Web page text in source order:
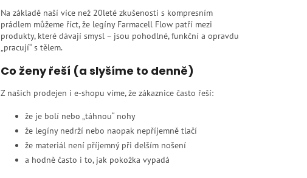
Na základě naší více než 20leté zkušenosti s kompresním
prádlem můžeme říct, že legíny Farmacell Flow patří mezi
produkty, které dávají smysl – jsou pohodlné, funkční a opravdu
„pracují“ s tělem.
Co ženy řeší (a slyšíme to denně)
Z našich prodejen i e-shopu víme, že zákaznice často řeší:
že je bolí nebo „táhnou“ nohy
že legíny nedrží nebo naopak nepříjemně tlačí
že materiál není příjemný při delším nošení
a hodně často i to, jak pokožka vypadá